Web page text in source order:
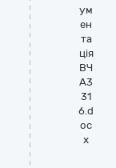
ум
ен
та
ція
ВЧ
А3
31
6.d
oc
x